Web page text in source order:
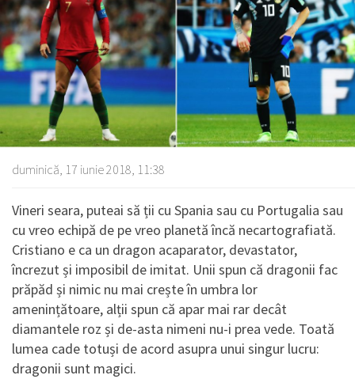
duminică, 17 iunie 2018, 11:38
Vineri seara, puteai să ții cu Spania sau cu Portugalia sau
cu vreo echipă de pe vreo planetă încă necartografiată.
Cristiano e ca un dragon acaparator, devastator,
încrezut și imposibil de imitat. Unii spun că dragonii fac
prăpăd și nimic nu mai crește în umbra lor
amenințătoare, alții spun că apar mai rar decât
diamantele roz și de-asta nimeni nu-i prea vede. Toată
lumea cade totuși de acord asupra unui singur lucru:
dragonii sunt magici.